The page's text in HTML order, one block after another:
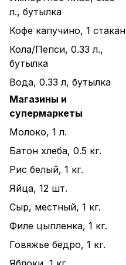
л., бутылка
Кофе капучино, 1 стакан
Кола/Пепси, 0.33 л.,
бутылка
Вода, 0.33 л, бутылка
Магазины и
супермаркеты
Молоко, 1 л.
Батон хлеба, 0.5 кг.
Рис белый, 1 кг.
Яйца, 12 шт.
Сыр, местный, 1 кг.
Филе цыпленка, 1 кг.
Говяжье бедро, 1 кг.